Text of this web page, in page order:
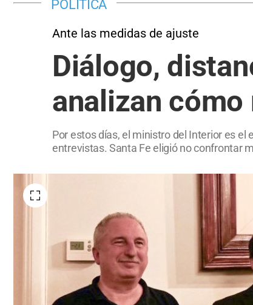
POLÍTICA
Ante las medidas de ajuste
Diálogo,
analizan
Por estos días, el ministro del Interior es el
entrevistas. Santa Fe eligió no confrontar